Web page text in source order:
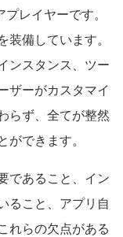
レイヤーです。
備しています。
ンスタンス、ツー
ザーがカスタマイ
らず、全てが整然
ができます。
であること、イン
ること、アプリ自
れらの欠点がある